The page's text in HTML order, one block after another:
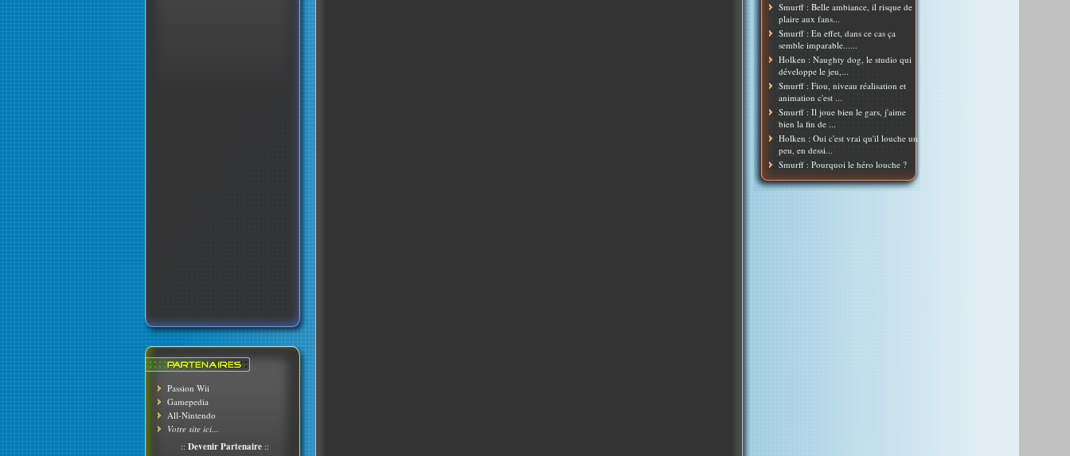
Passion Wii
Gamepedia
All-Nintendo
Votre site ici...
:: Devenir Partenaire ::
Smurff : Belle ambiance, il risque de
plaire aux fans...
Smurff : En effet, dans ce cas ça
semble imparable......
Holken : Naughty dog, le studio qui
développe le jeu,...
Smurff : Fiou, niveau réalisation et
animation c'est ...
Smurff : Il joue bien le gars, j'aime
bien la fin de ...
Holken : Oui c'est vrai qu'il louche un
peu, en dessi...
Smurff : Pourquoi le héro louche ?